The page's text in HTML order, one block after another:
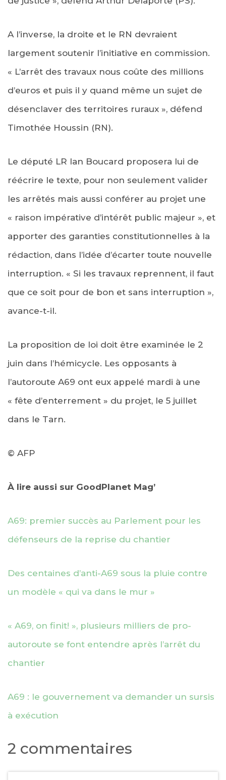
A l’inverse, la droite et le RN devraient
largement soutenir l’initiative en commission.
« L’arrêt des travaux nous coûte des millions
d’euros et puis il y quand même un sujet de
désenclaver des territoires ruraux », défend
Timothée Houssin (RN).
Le député LR Ian Boucard proposera lui de
réécrire le texte, pour non seulement valider
les arrêtés mais aussi conférer au projet une
« raison impérative d’intérêt public majeur », et
apporter des garanties constitutionnelles à la
rédaction, dans l’idée d’écarter toute nouvelle
interruption. « Si les travaux reprennent, il faut
que ce soit pour de bon et sans interruption »,
avance-t-il.
La proposition de loi doit être examinée le 2
juin dans l’hémicycle. Les opposants à
l’autoroute A69 ont eux appelé mardi à une
« fête d’enterrement » du projet, le 5 juillet
dans le Tarn.
© AFP
À lire aussi sur GoodPlanet Mag’
A69: premier succès au Parlement pour les
défenseurs de la reprise du chantier
Des centaines d’anti-A69 sous la pluie contre
un modèle « qui va dans le mur »
« A69, on finit! », plusieurs milliers de pro-
autoroute se font entendre après l’arrêt du
chantier
A69 : le gouvernement va demander un sursis
à exécution
2 commentaires